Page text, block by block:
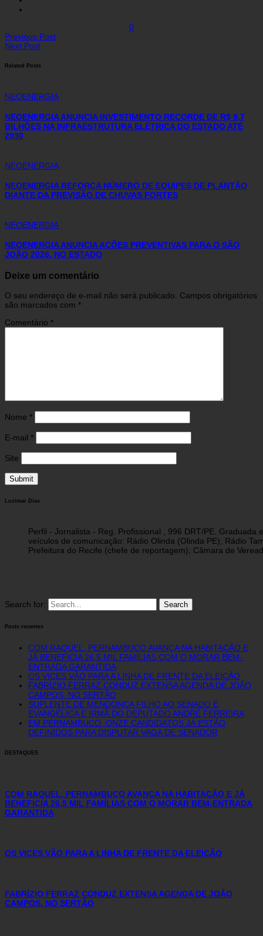
0
Previous Post
Next Post
Related Posts
NEOENERGIA
NEOENERGIA ANUNCIA INVESTIMENTO RECORDE DE R$ 9,7
BILHÕES NA INFRAESTRUTURA ELÉTRICA DO ESTADO ATÉ
2030
NEOENERGIA
NEOENERGIA REFORÇA NÚMERO DE EQUIPES DE PLANTÃO
DIANTE DA PREVISÃO DE CHUVAS FORTES
NEOENERGIA
NEOENERGIA ANUNCIA AÇÕES PREVENTIVAS PARA O SÃO
JOÃO 2026, NO ESTADO
Deixe um comentário
O seu endereço de e-mail não será publicado. Campos obrigatórios
são marcados com *
Comentário *
Nome *
E-mail *
Site
Luzimar Dias
Perfil - Jornalista - Reg. Profissional , 996 DRT/PE.
veículos de comunicação: Rádio Olinda (Olinda PE); Rádio
Prefeitura do Recife (chefe de reportagem); Câmara de
Search for:
Posts recentes
COM RAQUEL, PERNAMBUCO AVANÇA NA HABITAÇÃO E
JÁ BENEFICIA 26,5 MIL FAMÍLIAS COM O MORAR BEM-
ENTRADA GARANTIDA
OS VICES VÃO PARA A LINHA DE FRENTE DA ELEIÇÃO
FABRÍZIO FERRAZ CONDUZ EXTENSA AGENDA DE JOÃO
CAMPOS, NO SERTÃO
SUPLENTE DE MENDONÇA FILHO AO SENADO É
EVANGÉLICA E IRMÃ DO DEPUTADO ANDRÉ FERREIRA
EM PERNAMBUCO, ONZE CANDIDATOS JÁ ESTÃO
DEFINIDOS PARA DISPUTAR VAGA DE SENADOR
DESTAQUES
COM RAQUEL, PERNAMBUCO AVANÇA NA HABITAÇÃO E JÁ
BENEFICIA 26,5 MIL FAMÍLIAS COM O MORAR BEM-ENTRADA
GARANTIDA
OS VICES VÃO PARA A LINHA DE FRENTE DA ELEIÇÃO
FABRÍZIO FERRAZ CONDUZ EXTENSA AGENDA DE JOÃO
CAMPOS, NO SERTÃO